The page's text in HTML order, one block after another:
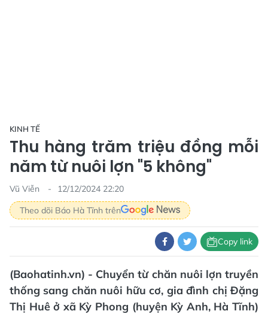
KINH TẾ
Thu hàng trăm triệu đồng mỗi
năm từ nuôi lợn "5 không"
Vũ Viễn
12/12/2024 22:20
Theo dõi Báo Hà Tĩnh trên
Copy link
(Baohatinh.vn) - Chuyển từ chăn nuôi lợn truyền
thống sang chăn nuôi hữu cơ, gia đình chị Đặng
Thị Huê ở xã Kỳ Phong (huyện Kỳ Anh, Hà Tĩnh)